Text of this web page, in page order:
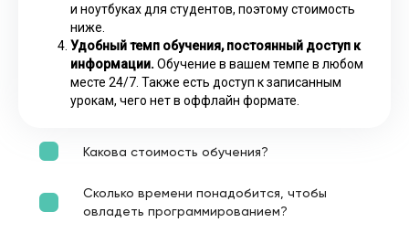
и ноутбуках для студентов, поэтому стоимость
ниже.
Удобный темп обучения, постоянный доступ к
информации. Обучение в вашем темпе в любом
месте 24/7. Также есть доступ к записанным
урокам, чего нет в оффлайн формате.
Какова стоимость обучения?
Сколько времени понадобится, чтобы
овладеть программированием?